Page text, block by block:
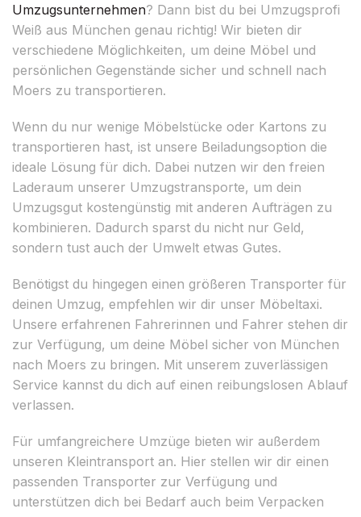
Umzugsunternehmen? Dann bist du bei Umzugsprofi
Weiß aus München genau richtig! Wir bieten dir
verschiedene Möglichkeiten, um deine Möbel und
persönlichen Gegenstände sicher und schnell nach
Moers zu transportieren.
Wenn du nur wenige Möbelstücke oder Kartons zu
transportieren hast, ist unsere Beiladungsoption die
ideale Lösung für dich. Dabei nutzen wir den freien
Laderaum unserer Umzugstransporte, um dein
Umzugsgut kostengünstig mit anderen Aufträgen zu
kombinieren. Dadurch sparst du nicht nur Geld,
sondern tust auch der Umwelt etwas Gutes.
Benötigst du hingegen einen größeren Transporter für
deinen Umzug, empfehlen wir dir unser Möbeltaxi.
Unsere erfahrenen Fahrerinnen und Fahrer stehen dir
zur Verfügung, um deine Möbel sicher von München
nach Moers zu bringen. Mit unserem zuverlässigen
Service kannst du dich auf einen reibungslosen Ablauf
verlassen.
Für umfangreichere Umzüge bieten wir außerdem
unseren Kleintransport an. Hier stellen wir dir einen
passenden Transporter zur Verfügung und
unterstützen dich bei Bedarf auch beim Verpacken